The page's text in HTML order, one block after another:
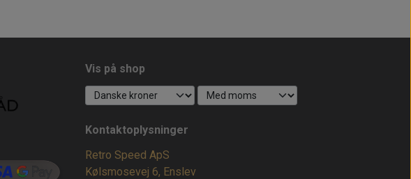
Vis på shop
Kontaktoplysninger
Retro Speed ApS
Kølsmosevej 6, Enslev